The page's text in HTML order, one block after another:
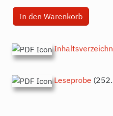
Leseprobe